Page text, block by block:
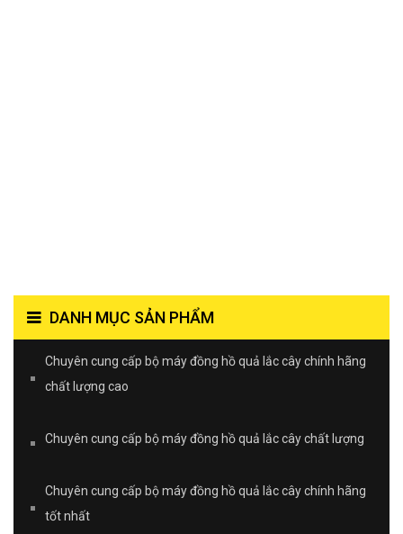
DANH MỤC SẢN PHẨM
Chuyên cung cấp bộ máy đồng hồ quả lắc cây chính hãng
chất lượng cao
Chuyên cung cấp bộ máy đồng hồ quả lắc cây chất lượng
Chuyên cung cấp bộ máy đồng hồ quả lắc cây chính hãng
tốt nhất